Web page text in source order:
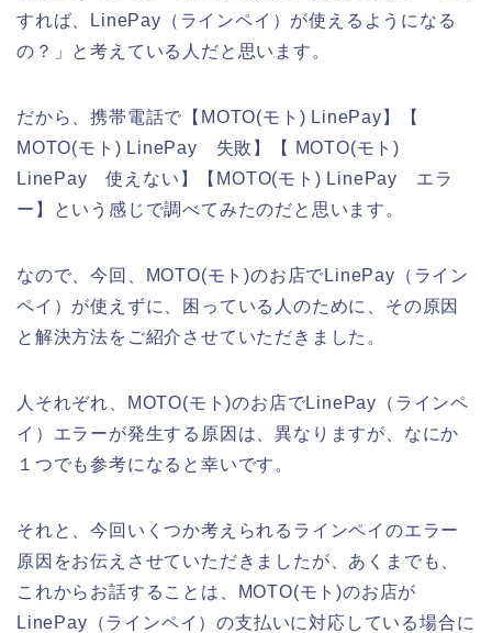
すれば、LinePay（ラインペイ）が使えるようになる
の？」と考えている人だと思います。
だから、携帯電話で【MOTO(モト) LinePay】【
MOTO(モト) LinePay 失敗】【 MOTO(モト)
LinePay 使えない】【MOTO(モト) LinePay エラ
ー】という感じで調べてみたのだと思います。
なので、今回、MOTO(モト)のお店でLinePay（ライン
ペイ）が使えずに、困っている人のために、その原因
と解決方法をご紹介させていただきました。
人それぞれ、MOTO(モト)のお店でLinePay（ラインペ
イ）エラーが発生する原因は、異なりますが、なにか
１つでも参考になると幸いです。
それと、今回いくつか考えられるラインペイのエラー
原因をお伝えさせていただきましたが、あくまでも、
これからお話することは、MOTO(モト)のお店が
LinePay（ラインペイ）の支払いに対応している場合に